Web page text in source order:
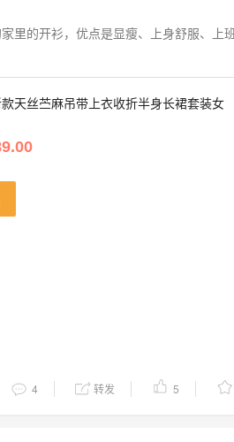
里的开衫，优点是显瘦、上身舒服、上
天丝苎麻吊带上衣收折半身长裙套装女
4 转发 5